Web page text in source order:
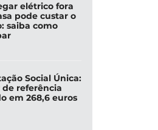
elétrico fora
pode custar o
saiba como
Social Única:
de referência
em 268,6 euros